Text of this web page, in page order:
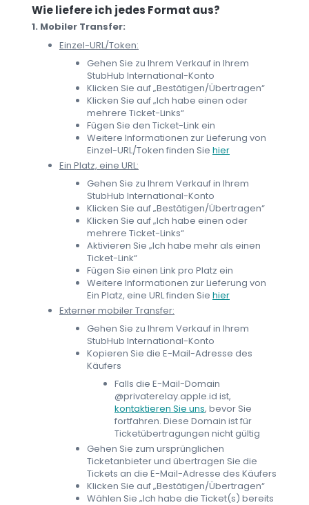
Wie liefere ich jedes Format aus?
1. Mobiler Transfer:
Einzel-URL/Token:
Gehen Sie zu Ihrem Verkauf in Ihrem
StubHub International-Konto
Klicken Sie auf „Bestätigen/Übertragen“
Klicken Sie auf „Ich habe einen oder
mehrere Ticket-Links“
Fügen Sie den Ticket-Link ein
Weitere Informationen zur Lieferung von
Einzel-URL/Token finden Sie hier
Ein Platz, eine URL:
Gehen Sie zu Ihrem Verkauf in Ihrem
StubHub International-Konto
Klicken Sie auf „Bestätigen/Übertragen“
Klicken Sie auf „Ich habe einen oder
mehrere Ticket-Links“
Aktivieren Sie „Ich habe mehr als einen
Ticket-Link“
Fügen Sie einen Link pro Platz ein
Weitere Informationen zur Lieferung von
Ein Platz, eine URL finden Sie hier
Externer mobiler Transfer:
Gehen Sie zu Ihrem Verkauf in Ihrem
StubHub International-Konto
Kopieren Sie die E-Mail-Adresse des
Käufers
Falls die E-Mail-Domain
@privaterelay.apple.id ist,
kontaktieren Sie uns, bevor Sie
fortfahren. Diese Domain ist für
Ticketübertragungen nicht gültig
Gehen Sie zum ursprünglichen
Ticketanbieter und übertragen Sie die
Tickets an die E-Mail-Adresse des Käufers
Klicken Sie auf „Bestätigen/Übertragen“
Wählen Sie „Ich habe die Ticket(s) bereits